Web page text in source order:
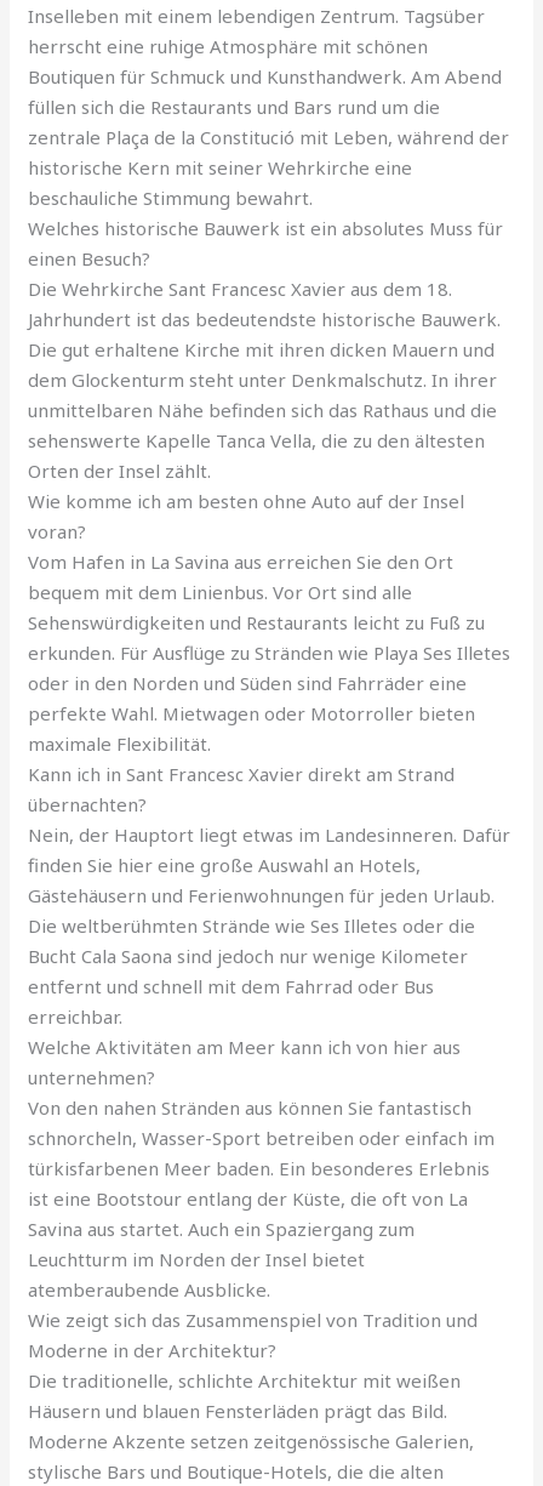
Inselleben mit einem lebendigen Zentrum. Tagsüber
herrscht eine ruhige Atmosphäre mit schönen
Boutiquen für Schmuck und Kunsthandwerk. Am Abend
füllen sich die Restaurants und Bars rund um die
zentrale Plaça de la Constitució mit Leben, während der
historische Kern mit seiner Wehrkirche eine
beschauliche Stimmung bewahrt.
Welches historische Bauwerk ist ein absolutes Muss für
einen Besuch?
Die Wehrkirche Sant Francesc Xavier aus dem 18.
Jahrhundert ist das bedeutendste historische Bauwerk.
Die gut erhaltene Kirche mit ihren dicken Mauern und
dem Glockenturm steht unter Denkmalschutz. In ihrer
unmittelbaren Nähe befinden sich das Rathaus und die
sehenswerte Kapelle Tanca Vella, die zu den ältesten
Orten der Insel zählt.
Wie komme ich am besten ohne Auto auf der Insel
voran?
Vom Hafen in La Savina aus erreichen Sie den Ort
bequem mit dem Linienbus. Vor Ort sind alle
Sehenswürdigkeiten und Restaurants leicht zu Fuß zu
erkunden. Für Ausflüge zu Stränden wie Playa Ses Illetes
oder in den Norden und Süden sind Fahrräder eine
perfekte Wahl. Mietwagen oder Motorroller bieten
maximale Flexibilität.
Kann ich in Sant Francesc Xavier direkt am Strand
übernachten?
Nein, der Hauptort liegt etwas im Landesinneren. Dafür
finden Sie hier eine große Auswahl an Hotels,
Gästehäusern und Ferienwohnungen für jeden Urlaub.
Die weltberühmten Strände wie Ses Illetes oder die
Bucht Cala Saona sind jedoch nur wenige Kilometer
entfernt und schnell mit dem Fahrrad oder Bus
erreichbar.
Welche Aktivitäten am Meer kann ich von hier aus
unternehmen?
Von den nahen Stränden aus können Sie fantastisch
schnorcheln, Wasser-Sport betreiben oder einfach im
türkisfarbenen Meer baden. Ein besonderes Erlebnis
ist eine Bootstour entlang der Küste, die oft von La
Savina aus startet. Auch ein Spaziergang zum
Leuchtturm im Norden der Insel bietet
atemberaubende Ausblicke.
Wie zeigt sich das Zusammenspiel von Tradition und
Moderne in der Architektur?
Die traditionelle, schlichte Architektur mit weißen
Häusern und blauen Fensterläden prägt das Bild.
Moderne Akzente setzen zeitgenössische Galerien,
stylische Bars und Boutique-Hotels, die die alten